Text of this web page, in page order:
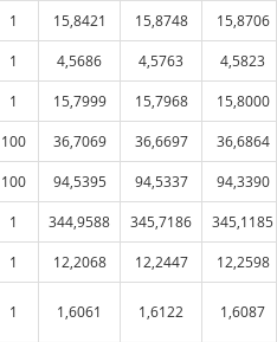
1 15,8421 15,8748
15,8706
1 4,5686 4,5763
4,5823
1 15,7999 15,7968
15,8000
100 36,7069 36,6697
36,6864
100 94,5395 94,5337
94,3390
1 344,9588 345,7186
345,1185
1 12,2068 12,2447 12,2598
1 1,6061 1,6122 1,6087